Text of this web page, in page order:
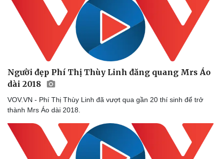
Văn hóa
Sân khấu - Điện ảnh
Âm nhạc
Di sản
Nghệ sĩ
Sao Việt
Người đẹp Phí Thị Thùy Linh đăng quang Mrs Áo
dài 2018
VOV.VN - Phí Thị Thùy Linh đã vượt qua gần 20 thí sinh để trở
thành Mrs Áo dài 2018.